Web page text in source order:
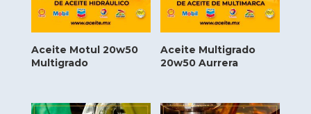
Aceite Motul 20w50
Multigrado
Aceite Multigrado
20w50 Aurrera